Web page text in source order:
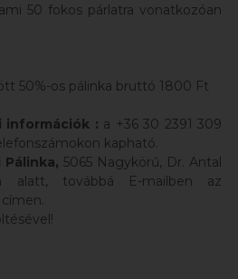
50 fokos párlatra vonatkozóan
50%-os pálinka bruttó 1800 Ft
információk : a +36 30 2391 309
kapható.
Pálinka, 5065 Nagykörű, Dr. Antal
alatt, továbbá
E-mailben az
címen.